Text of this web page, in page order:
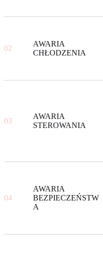
02
AWARIA
CHŁODZENIA
03
AWARIA
STEROWANIA
04
AWARIA
BEZPIECZEŃSTW
A